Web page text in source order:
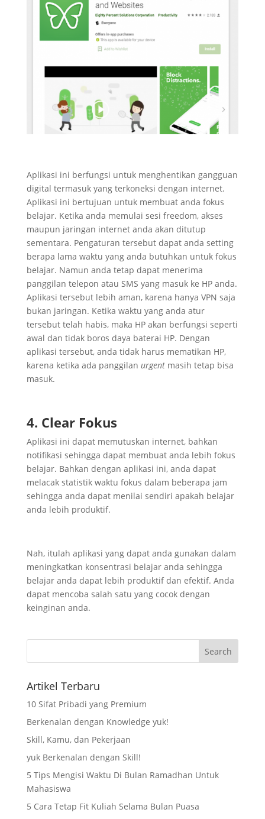
Aplikasi ini berfungsi untuk menghentikan gangguan
digital termasuk yang terkoneksi dengan internet.
Aplikasi ini bertujuan untuk membuat anda fokus
belajar. Ketika anda memulai sesi freedom, akses
maupun jaringan internet anda akan ditutup
sementara. Pengaturan tersebut dapat anda setting
berapa lama waktu yang anda butuhkan untuk fokus
belajar. Namun anda tetap dapat menerima
panggilan telepon atau SMS yang masuk ke HP anda.
Aplikasi tersebut lebih aman, karena hanya VPN saja
bukan jaringan. Ketika waktu yang anda atur
tersebut telah habis, maka HP akan berfungsi seperti
awal dan tidak boros daya baterai HP. Dengan
aplikasi tersebut, anda tidak harus mematikan HP,
karena ketika ada panggilan urgentmasih tetap bisa
masuk.
4. Clear Fokus
Aplikasi ini dapat memutuskan internet, bahkan
notifikasi sehingga dapat membuat anda lebih fokus
belajar. Bahkan dengan aplikasi ini, anda dapat
melacak statistik waktu fokus dalam beberapa jam
sehingga anda dapat menilai sendiri apakah belajar
anda lebih produktif.
Nah, itulah aplikasi yang dapat anda gunakan dalam
meningkatkan konsentrasi belajar anda sehingga
belajar anda dapat lebih produktif dan efektif. Anda
dapat mencoba salah satu yang cocok dengan
keinginan anda.
Artikel Terbaru
10 Sifat Pribadi yang Premium
Berkenalan dengan Knowledge yuk!
Skill, Kamu, dan Pekerjaan
yuk Berkenalan dengan Skill!
5 Tips Mengisi Waktu Di Bulan Ramadhan Untuk
Mahasiswa
5 Cara Tetap Fit Kuliah Selama Bulan Puasa